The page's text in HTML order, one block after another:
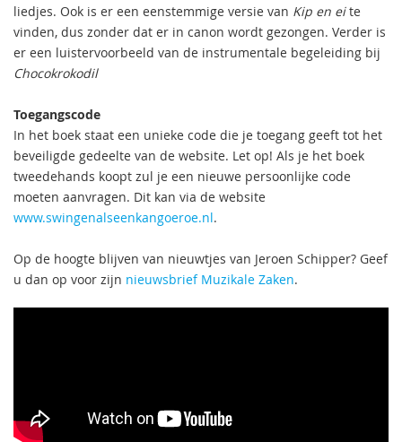
liedjes. Ook is er een eenstemmige versie van Kip en eite
vinden, dus zonder dat er in canon wordt gezongen. Verder is
er een luistervoorbeeld van de instrumentale begeleiding bij
Chocokrokodil
Toegangscode
In het boek staat een unieke code die je toegang geeft tot het
beveiligde gedeelte van de website. Let op! Als je het boek
tweedehands koopt zul je een nieuwe persoonlijke code
moeten aanvragen. Dit kan via de website
www.swingenalseenkangoeroe.nl.
Op de hoogte blijven van nieuwtjes van Jeroen Schipper? Geef
u dan op voor zijn nieuwsbrief Muzikale Zaken.